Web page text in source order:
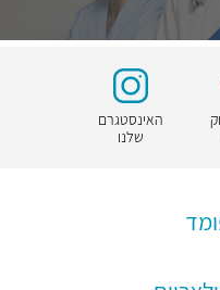
האינסטגרם
שלנו